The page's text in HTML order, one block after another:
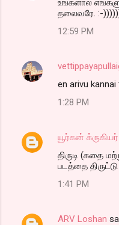
தலைவரே. :-
12:59 PM
en arivu
1:28 PM
யூர்கன் க்ருகியர்
திருடி (கதை
படத்தை திருட்டு
1:41 PM
ARV Loshan